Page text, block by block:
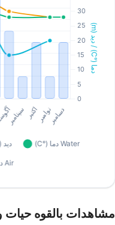
مشاهدات بالقوه